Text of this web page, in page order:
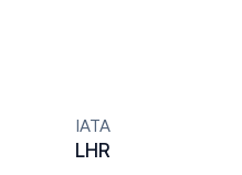
IATA
LHR